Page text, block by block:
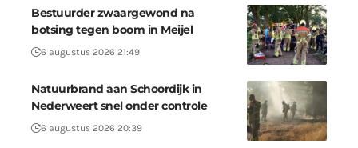
Bestuurder zwaargewond na
botsing tegen boom in Meijel
6 augustus 2026 21:49
Natuurbrand aan Schoordijk in
Nederweert snel onder controle
6 augustus 2026 20:39